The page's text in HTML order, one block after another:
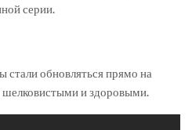
серии.
стали обновляться прямо на
шелковистыми и здоровыми.